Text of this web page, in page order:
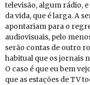
televisão, algum rádio,
da vida, que é larga. A
apontariam para o
audiovisuais, pelo
serão contas de outro
habitual que os jornais
O caso é que eu bem
que as estações de TV